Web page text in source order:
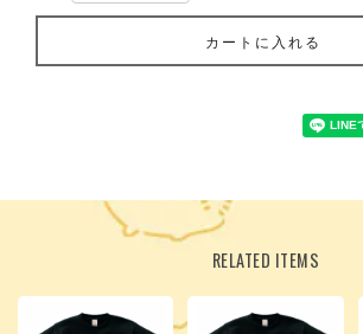
カートに入れる
RELATED ITEMS